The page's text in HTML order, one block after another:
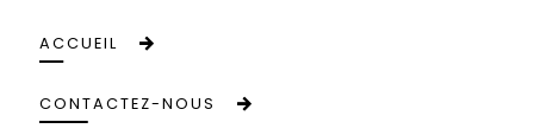
ACCUEIL
CONTACTEZ-NOUS